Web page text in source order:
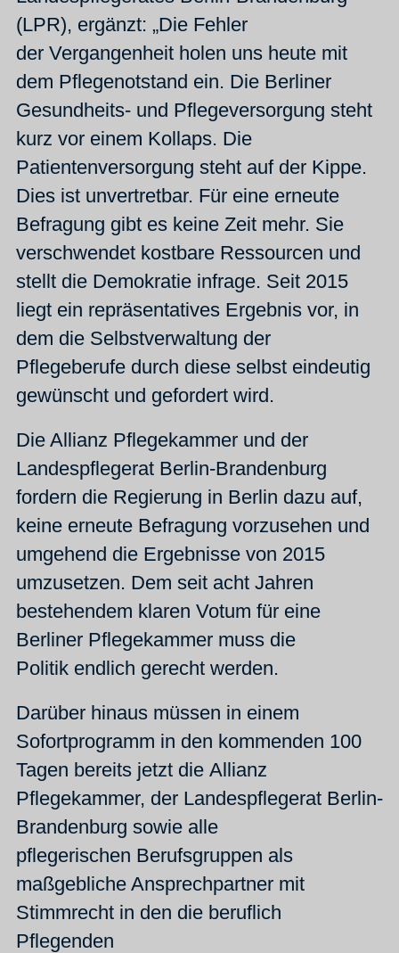
(LPR), ergänzt: „Die Fehler
der Vergangenheit holen uns heute mit
dem Pflegenotstand ein. Die Berliner
Gesundheits- und Pflegeversorgung steht
kurz vor einem Kollaps. Die
Patientenversorgung steht auf der Kippe.
Dies ist unvertretbar. Für eine erneute
Befragung gibt es keine Zeit mehr. Sie
verschwendet kostbare Ressourcen und
stellt die Demokratie infrage. Seit 2015
liegt ein repräsentatives Ergebnis vor, in
dem die Selbstverwaltung der
Pflegeberufe durch diese selbst eindeutig
gewünscht und gefordert wird.
Die Allianz Pflegekammer und der
Landespflegerat Berlin-Brandenburg
fordern die Regierung in Berlin dazu auf,
keine erneute Befragung vorzusehen und
umgehend die Ergebnisse von 2015
umzusetzen. Dem seit acht Jahren
bestehendem klaren Votum für eine
Berliner Pflegekammer muss die
Politik endlich gerecht werden.
Darüber hinaus müssen in einem
Sofortprogramm in den kommenden 100
Tagen bereits jetzt die Allianz
Pflegekammer, der Landespflegerat Berlin-
Brandenburg sowie alle
pflegerischen Berufsgruppen als
maßgebliche Ansprechpartner mit
Stimmrecht in den die beruflich
Pflegenden